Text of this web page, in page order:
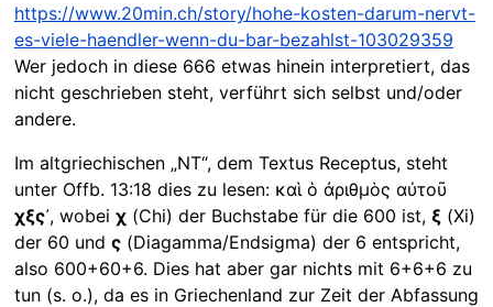
https://www.20min.ch/story/hohe-kosten-darum-nervt-
es-viele-haendler-wenn-du-bar-bezahlst-103029359
Wer jedoch in diese 666 etwas hinein interpretiert, das
nicht geschrieben steht, verführt sich selbst und/oder
andere.
Im altgriechischen „NT“, dem Textus Receptus, steht
unter Offb. 13:18 dies zu lesen: καὶ ὁ ἀριθμὸς αὐτοῦ
χξς᾿, wobei χ(Chi) der Buchstabe für die 600 ist, ξ (Xi)
der 60 und ς(Diagamma/Endsigma) der 6 entspricht,
also 600+60+6. Dies hat aber gar nichts mit 6+6+6 zu
tun (s. o.), da es in Griechenland zur Zeit der Abfassung